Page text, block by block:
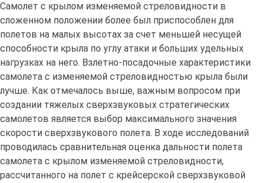
Самолет с крылом изменяемой стреловидности в
сложенном положении более был приспособлен для
полетов на малых высотах за счет меньшей несущей
способности крыла по углу атаки и больших удельных
нагрузках на него. Взлетно-посадочные характеристики
самолета с изменяемой стреловидностью крыла были
лучше. Как отмечалось выше, важным вопросом при
создании тяжелых сверхзвуковых стратегических
самолетов является выбор максимального значения
скорости сверхзвукового полета. В ходе исследований
проводилась сравнительная оценка дальности полета
самолета с крылом изменяемой стреловидности,
рассчитанного на полет с крейсерской сверхзвуковой